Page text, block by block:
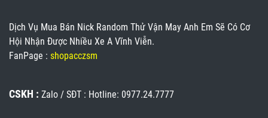
Dịch Vụ Mua Bán Nick Random Thử Vận May Anh Em Sẽ Có Cơ
Hội Nhận Được Nhiều Xe A Vĩnh Viễn.
FanPage : shopacczsm
CSKH : Zalo / SĐT : Hotline: 0977.24.7777